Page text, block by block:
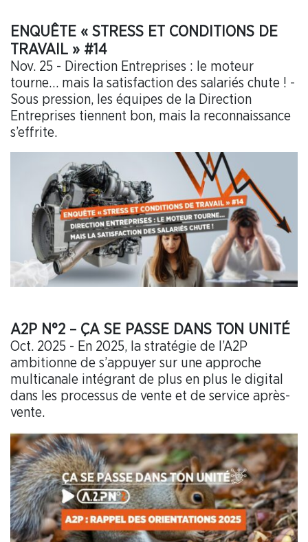
ENQUÊTE « STRESS ET CONDITIONS DE
TRAVAIL » #14
Nov. 25 - Direction Entreprises : le moteur
tourne… mais la satisfaction des salariés chute ! -
Sous pression, les équipes de la Direction
Entreprises tiennent bon, mais la reconnaissance
s’effrite.
A2P N°2 – ÇA SE PASSE DANS TON UNITÉ
Oct. 2025 - En 2025, la stratégie de l’A2P
ambitionne de s’appuyer sur une approche
multicanale intégrant de plus en plus le digital
dans les processus de vente et de service après-
vente.